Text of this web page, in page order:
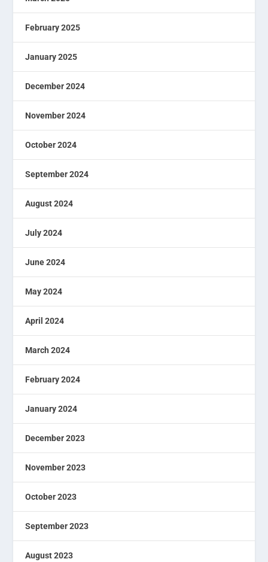
February 2025
January 2025
December 2024
November 2024
October 2024
September 2024
August 2024
July 2024
June 2024
May 2024
April 2024
March 2024
February 2024
January 2024
December 2023
November 2023
October 2023
September 2023
August 2023